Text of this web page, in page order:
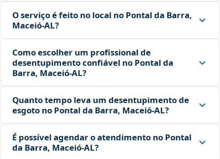
O serviço é feito no local no Pontal da Barra,
Maceió‑AL?
Como escolher um profissional de
desentupimento confiável no Pontal da
Barra, Maceió‑AL?
Quanto tempo leva um desentupimento de
esgoto no Pontal da Barra, Maceió‑AL?
É possível agendar o atendimento no Pontal
da Barra, Maceió‑AL?